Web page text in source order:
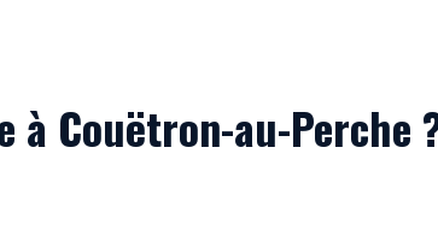
Couëtron-au-Perche